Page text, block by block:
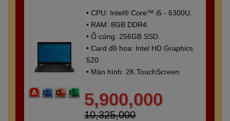
• CPU: Intel® Core™ i5 - 6300U.
• RAM: 8GB DDR4.
• Ổ cứng: 256GB SSD.
• Card đồ họa: Intel HD Graphics
520.
• Màn hình: 2K TouchScreen.
5,900,000
10,325,000